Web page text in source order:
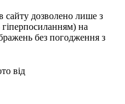
сайту дозволено лише з
на
без погодження з
від